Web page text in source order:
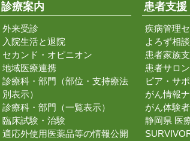
診療案内
外来受診
入院生活と退院
セカンド・オピニオン
地域医療連携
診療科・部門（部位・支持療法
別表示）
診療科・部門（一覧表示）
臨床試験・治験
適応外使用医薬品等の情報公開
患者支援
疾病管理
よろず相
患者家族
患者サロ
ピア・サ
がん情報
がん体験
静岡県 医